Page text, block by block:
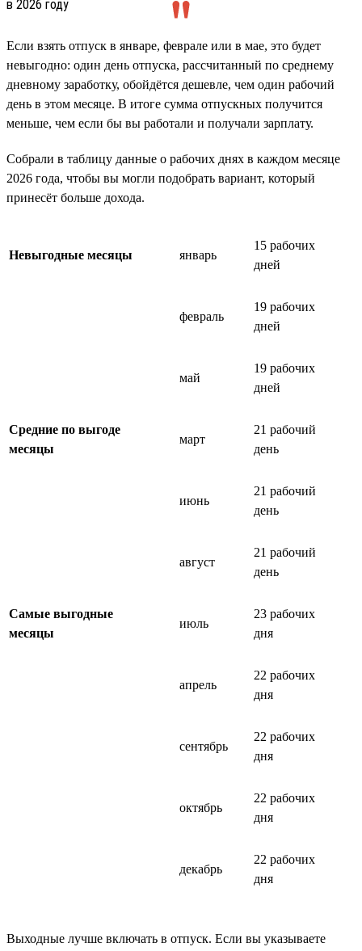
Если взять отпуск в январе, феврале или в мае, это будет
невыгодно: один день отпуска, рассчитанный по среднему
дневному заработку, обойдётся дешевле, чем один рабочий
день в этом месяце. В итоге сумма отпускных получится
меньше, чем если бы вы работали и получали зарплату.
Собрали в таблицу данные о рабочих днях в каждом месяце
2026 года, чтобы вы могли подобрать вариант, который
принесёт больше дохода.
Невыгодные месяцы январь
15 рабочих
дней
февраль
19 рабочих
дней
май
19 рабочих
дней
Средние по выгоде
месяцы
март
21 рабочий
день
июнь
21 рабочий
день
август
21 рабочий
день
Самые выгодные
месяцы
июль
23 рабочих
дня
апрель
22 рабочих
дня
сентябрь
22 рабочих
дня
октябрь
22 рабочих
дня
декабрь
22 рабочих
дня
Выходные лучше включать в отпуск. Если вы указываете